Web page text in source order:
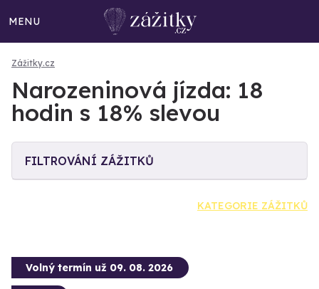
MENU
Zážitky.cz
Narozeninová jízda: 18
hodin s 18% slevou
FILTROVÁNÍ ZÁŽITKŮ
KATEGORIE ZÁŽITKŮ
Volný termín už 09. 08. 2026